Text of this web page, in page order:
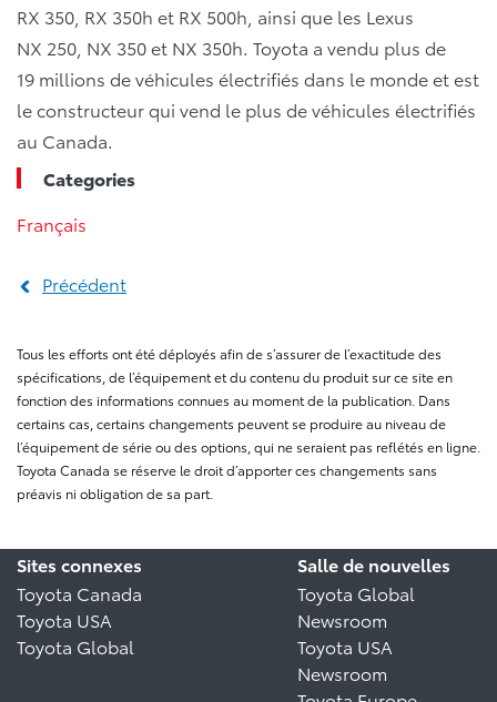
RX 350, RX 350h et RX 500h, ainsi que les Lexus
NX 250, NX 350 et NX 350h. Toyota a vendu plus de
19 millions de véhicules électrifiés dans le monde et est
le constructeur qui vend le plus de véhicules électrifiés
au Canada.
Categories
Français
Précédent
Tous les efforts ont été déployés afin de s’assurer de l’exactitude des
spécifications, de l’équipement et du contenu du produit sur ce site en
fonction des informations connues au moment de la publication. Dans
certains cas, certains changements peuvent se produire au niveau de
l’équipement de série ou des options, qui ne seraient pas reflétés en ligne.
Toyota Canada se réserve le droit d’apporter ces changements sans
préavis ni obligation de sa part.
Sites connexes
Toyota Canada
Toyota USA
Toyota Global
Salle de nouvelles
Toyota Global
Newsroom
Toyota USA
Newsroom